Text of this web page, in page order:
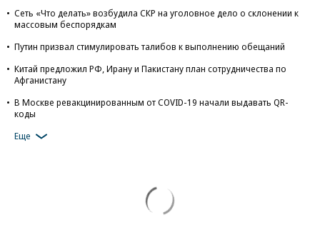
Сеть «Что делать» возбудила СКР на уголовное дело о склонении к
массовым беспорядкам
Путин призвал стимулировать талибов к выполнению обещаний
Китай предложил РФ, Ирану и Пакистану план сотрудничества по
Афганистану
В Москве ревакцинированным от COVID-19 начали выдавать QR-
коды
Еще